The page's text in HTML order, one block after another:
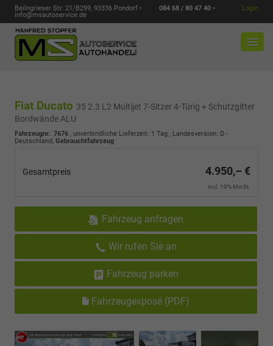
Beilngrieser Str. 21/B299, 93336 Pondorf •
084 68 / 80 47 40 •
info@msautoservice.de
Login
Fiat Ducato 35 2.3 L2 Multijet 7-Sitzer 4-Türig + Schutzgitter
Bordwände ALU
Fahrzeugnr.: 7676 , unverbindliche Lieferzeit: 1 Tag , Landesversion: D -
Deutschland, Gebrauchtfahrzeug
Gesamtpreis 4.950,– €
incl. 19% MwSt.
Fahrzeug anfragen
Wir rufen Sie an
Fahrzeug parken
Fahrzeugexposé (PDF)